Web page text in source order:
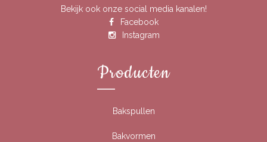
Bekijk ook onze social media kanalen!
Facebook
Instagram
Producten
Bakspullen
Bakvormen